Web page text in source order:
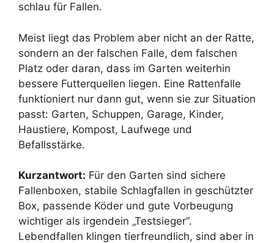
schlau für Fallen.
Meist liegt das Problem aber nicht an der Ratte,
sondern an der falschen Falle, dem falschen
Platz oder daran, dass im Garten weiterhin
bessere Futterquellen liegen. Eine Rattenfalle
funktioniert nur dann gut, wenn sie zur Situation
passt: Garten, Schuppen, Garage, Kinder,
Haustiere, Kompost, Laufwege und
Befallsstärke.
Kurzantwort: Für den Garten sind sichere
Fallenboxen, stabile Schlagfallen in geschützter
Box, passende Köder und gute Vorbeugung
wichtiger als irgendein „Testsieger“.
Lebendfallen klingen tierfreundlich, sind aber in